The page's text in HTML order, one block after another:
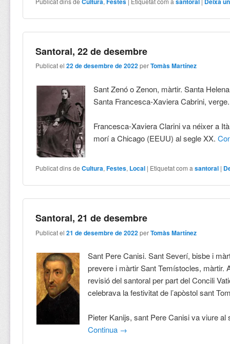
Santoral, 22 de desembre
Publicat el22 de desembre de 2022 perTomàs Martínez
Sant Zenó o Zenon, màrtir. Santa
Santa Francesca-Xaviera Cabrini,
Francesca-Xaviera Clarini va néixer a
morí a Chicago (EEUU) al segle XX.
Publicat dins de Cultura,Festes, Local | Etiquetat com a santoral |
Santoral, 21 de desembre
Publicat el21 de desembre de 2022 perTomàs Martínez
Sant Pere Canisi. Sant Severí, bisbe i
prevere i màrtir Sant Temístocles, màrtir.
revisió del santoral per part del Concili
celebrava la festivitat de l’apòstol sant
Pieter Kanijs, sant Pere Canisi va viure al
Continua →